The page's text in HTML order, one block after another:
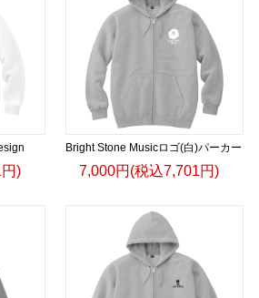
)
Bright Stone Musicロゴ(白)パーカー
7,000円(税込7,701円)